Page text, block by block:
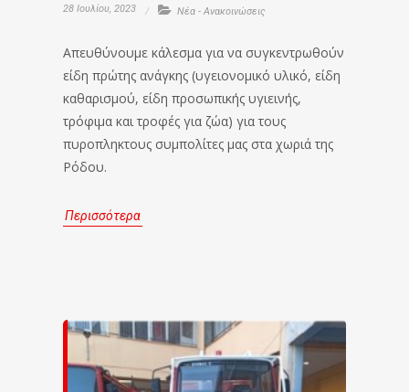
28 Ιουλίου, 2023 Νέα - Ανακοινώσεις
Απευθύνουμε κάλεσμα για να συγκεντρωθούν
είδη πρώτης ανάγκης (υγειονομικό υλικό, είδη
καθαρισμού, είδη προσωπικής υγιεινής,
τρόφιμα και τροφές για ζώα) για τους
πυροπληκτους συμπολίτες μας στα χωριά της
Ρόδου.
Περισσότερα